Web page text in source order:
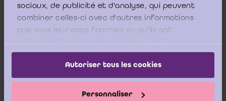
sociaux, de publicité et d'analyse, qui peuvent
combiner celles-ci avec d'autres informations
que vous leur avez fournies ou qu'ils ont
services.
Autoriser tous les cookies
Personnaliser
vergoeding voor de werkzaamheden van een
“commissaris van de rekeningen” met
toegekend, meent het ICCI dat dit in beginsel niet
mogelijk is, aangezien de prestaties in kwestie van
de vorige boekjaren reeds zijn voltooid en er
waarschijnlijk reeds kwijting is verleend, er bij de